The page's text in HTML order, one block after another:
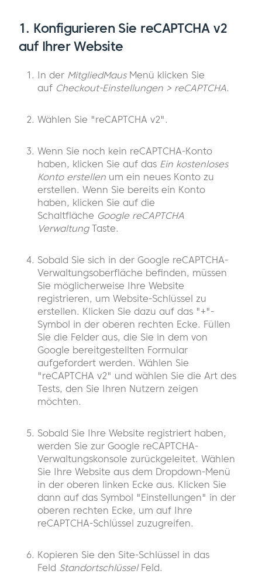
1. Konfigurieren Sie reCAPTCHA v2
auf Ihrer Website
In der MitgliedMausMenü klicken Sie
auf Checkout-Einstellungen > reCAPTCHA.
Wählen Sie "reCAPTCHA v2".
Wenn Sie noch kein reCAPTCHA-Konto
haben, klicken Sie auf das Ein kostenloses
Konto erstellen um ein neues Konto zu
erstellen. Wenn Sie bereits ein Konto
haben, klicken Sie auf die
Schaltfläche Google reCAPTCHA
VerwaltungTaste.
Sobald Sie sich in der Google reCAPTCHA-
Verwaltungsoberfläche befinden, müssen
Sie möglicherweise Ihre Website
registrieren, um Website-Schlüssel zu
erstellen. Klicken Sie dazu auf das "+"-
Symbol in der oberen rechten Ecke. Füllen
Sie die Felder aus, die Sie in dem von
Google bereitgestellten Formular
aufgefordert werden. Wählen Sie
"reCAPTCHA v2" und wählen Sie die Art des
Tests, den Sie Ihren Nutzern zeigen
möchten.
Sobald Sie Ihre Website registriert haben,
werden Sie zur Google reCAPTCHA-
Verwaltungskonsole zurückgeleitet. Wählen
Sie Ihre Website aus dem Dropdown-Menü
in der oberen linken Ecke aus. Klicken Sie
dann auf das Symbol "Einstellungen" in der
oberen rechten Ecke, um auf Ihre
reCAPTCHA-Schlüssel zuzugreifen.
Kopieren Sie den Site-Schlüssel in das
Feld StandortschlüsselFeld.